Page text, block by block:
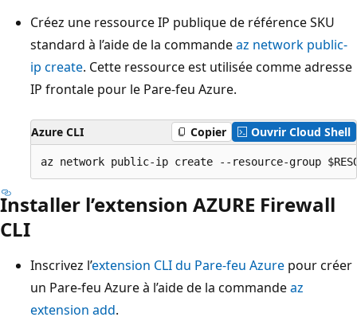
Créez une ressource IP publique de référence SKU
standard à l’aide de la commandeaz network public-
ip create. Cette ressource est utilisée comme adresse
IP frontale pour le Pare-feu Azure.
Azure CLI Copier Ouvrir Cloud Shell
Installer l’extension AZURE Firewall
CLI
Inscrivez l’extension CLI du Pare-feu Azure pour créer
un Pare-feu Azure à l’aide de la commandeaz
extension add.